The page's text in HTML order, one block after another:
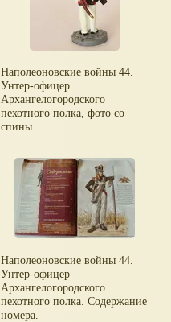
Наполеоновские войны 44.
Унтер-офицер
Архангелогородского
пехотного полка, фото со
спины.
Наполеоновские войны 44.
Унтер-офицер
Архангелогородского
пехотного полка. Содержание
номера.